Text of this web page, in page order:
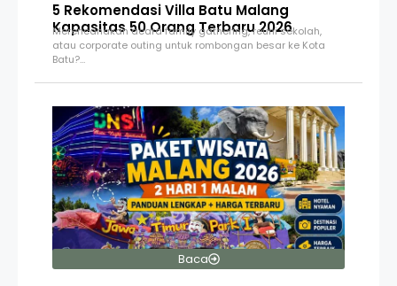
5 Rekomendasi Villa Batu Malang
Kapasitas 50 Orang Terbaru 2026
Merencanakan acara family gathering, reuni sekolah,
atau corporate outing untuk rombongan besar ke Kota
Batu?…
Baca